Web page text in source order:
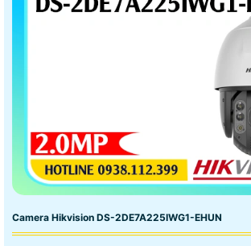
Camera Hikvision DS-2DE7A225IWG1-EHUN